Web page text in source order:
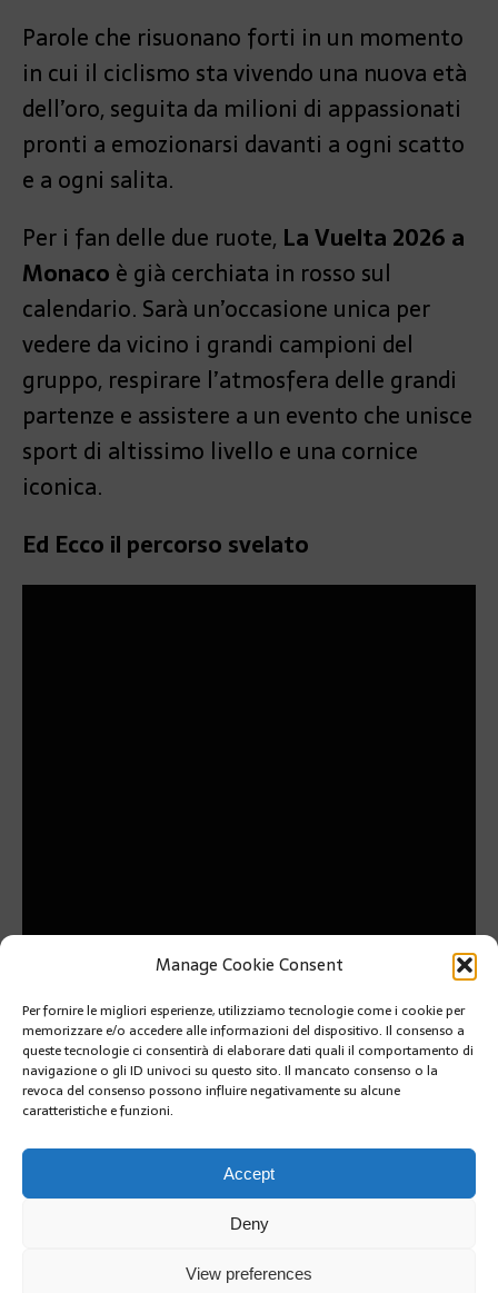
Manage Cookie Consent
Per fornire le migliori esperienze, utilizziamo tecnologie come i cookie per
memorizzare e/o accedere alle informazioni del dispositivo. Il consenso a
queste tecnologie ci consentirà di elaborare dati quali il comportamento di
navigazione o gli ID univoci su questo sito. Il mancato consenso o la
revoca del consenso possono influire negativamente su alcune
caratteristiche e funzioni.
Accept
Deny
View preferences
Parole che risuonano forti in un momento
in cui il ciclismo sta vivendo una nuova età
dell’oro, seguita da milioni di appassionati
pronti a emozionarsi davanti a ogni scatto
e a ogni salita.
Per i fan delle due ruote, La Vuelta 2026 a
Monaco è già cerchiata in rosso sul
calendario. Sarà un’occasione unica per
vedere da vicino i grandi campioni del
gruppo, respirare l’atmosfera delle grandi
partenze e assistere a un evento che unisce
sport di altissimo livello e una cornice
iconica.
Ed Ecco il percorso svelato
PRÉCÉDENT
UNA SERATA PER JEUNE J’ECOUTE AL TEATRO DES
VARIÉTÉS
ATTIVITÀ GARANTITA